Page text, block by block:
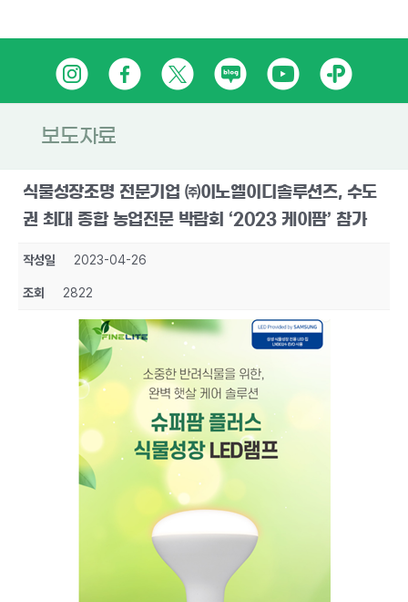
인
스
타
그
램
페
이
스
북
트
위
네
이
블
로
유
튜
카
카
톡
플
친
구
보도자료
식물성장조명 전문기업 ㈜이노엘이디솔루션즈, 수도
권 최대 종합 농업전문 박람회 ‘2023 케이팜’ 참가
작성일 2023-04-26
조회 2822